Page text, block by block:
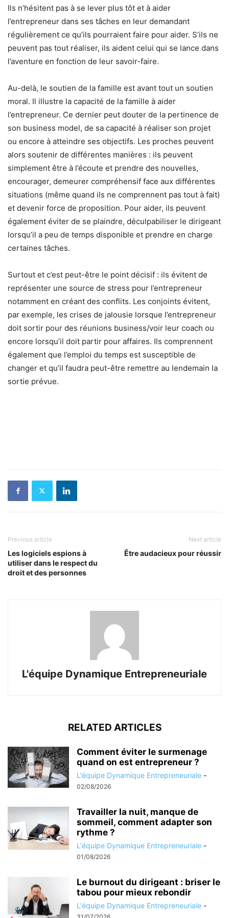
Ils n’hésitent pas à se lever plus tôt et à aider
l’entrepreneur dans ses tâches en leur demandant
régulièrement ce qu’ils pourraient faire pour aider. S’ils ne
peuvent pas tout réaliser, ils aident celui qui se lance dans
l’aventure en fonction de leur savoir-faire.
Au-delà, le soutien de la famille est avant tout un soutien
moral. Il illustre la capacité de la famille à aider
l’entrepreneur. Ce dernier peut douter de la pertinence de
son business model, de sa capacité à réaliser son projet
ou encore à atteindre ses objectifs. Les proches peuvent
alors soutenir de différentes manières : ils peuvent
simplement être à l’écoute et prendre des nouvelles,
encourager, demeurer compréhensif face aux différentes
situations (même quand ils ne comprennent pas tout à fait)
et devenir force de proposition. Pour aider, ils peuvent
également éviter de se plaindre, déculpabiliser le dirigeant
lorsqu’il a peu de temps disponible et prendre en charge
certaines tâches.
Surtout et c’est peut-être le point décisif : ils évitent de
représenter une source de stress pour l’entrepreneur
notamment en créant des conflits. Les conjoints évitent,
par exemple, les crises de jalousie lorsque l’entrepreneur
doit sortir pour des réunions business/voir leur coach ou
encore lorsqu’il doit partir pour affaires. Ils comprennent
également que l’emploi du temps est susceptible de
changer et qu’il faudra peut-être remettre au lendemain la
sortie prévue.
Previous article
Les logiciels espions à
utiliser dans le respect du
droit et des personnes
Next article
Être audacieux pour réussir
L'équipe Dynamique Entrepreneuriale
RELATED ARTICLES
Comment éviter le surmenage
quand on est entrepreneur ?
L'équipe Dynamique Entrepreneuriale -
02/08/2026
Travailler la nuit, manque de
sommeil, comment adapter son
rythme ?
L'équipe Dynamique Entrepreneuriale -
01/08/2026
Le burnout du dirigeant : briser le
tabou pour mieux rebondir
L'équipe Dynamique Entrepreneuriale -